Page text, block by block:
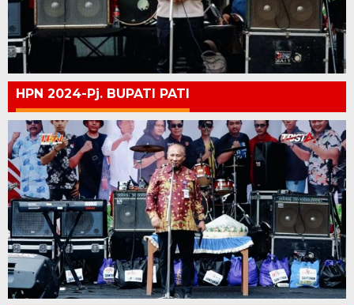
HPN 2024-Pj. BUPATI PATI